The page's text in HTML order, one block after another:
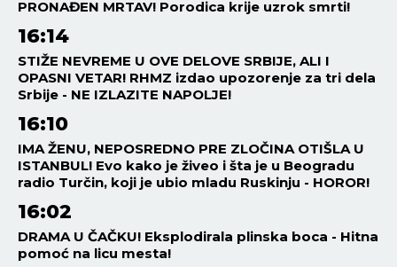
PRONAĐEN MRTAV! Porodica krije uzrok smrti!
16:14
STIŽE NEVREME U OVE DELOVE SRBIJE, ALI I
OPASNI VETAR! RHMZ izdao upozorenje za tri dela
Srbije - NE IZLAZITE NAPOLJE!
16:10
IMA ŽENU, NEPOSREDNO PRE ZLOČINA OTIŠLA U
ISTANBUL! Evo kako je živeo i šta je u Beogradu
radio Turčin, koji je ubio mladu Ruskinju - HOROR!
16:02
DRAMA U ČAČKU! Eksplodirala plinska boca - Hitna
pomoć na licu mesta!